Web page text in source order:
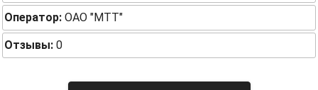
Оператор: ОАО "МТТ"
Отзывы: 0